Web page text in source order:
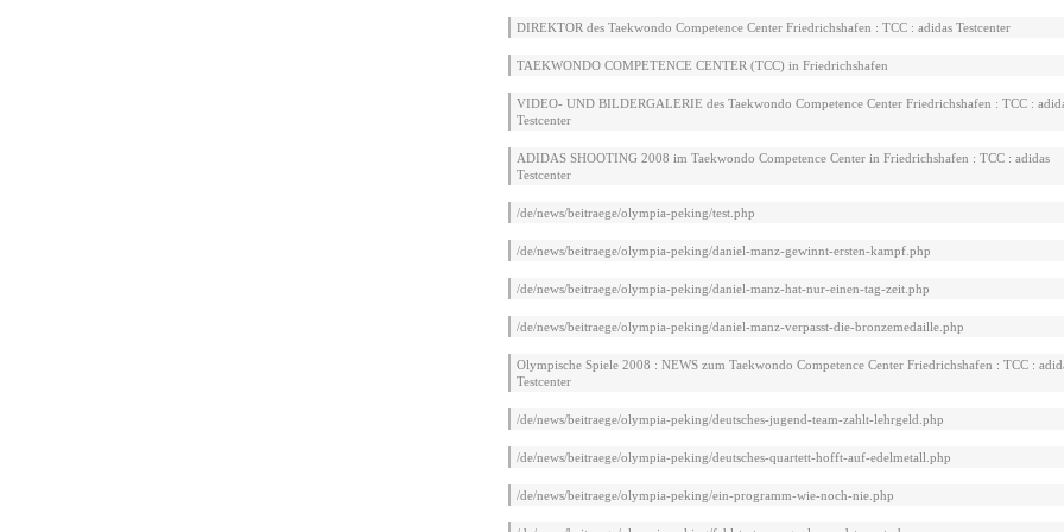
DIREKTOR des Taekwondo Competence Center Friedrichshafen : TCC : adidas Testcenter
TAEKWONDO COMPETENCE CENTER (TCC) in Friedrichshafen
VIDEO- UND BILDERGALERIE des Taekwondo Competence Center Friedrichshafen : TCC :
Testcenter
ADIDAS SHOOTING 2008 im Taekwondo Competence Center in Friedrichshafen : TCC : adidas
Testcenter
/de/news/beitraege/olympia-peking/test.php
/de/news/beitraege/olympia-peking/daniel-manz-gewinnt-ersten-kampf.php
/de/news/beitraege/olympia-peking/daniel-manz-hat-nur-einen-tag-zeit.php
/de/news/beitraege/olympia-peking/daniel-manz-verpasst-die-bronzemedaille.php
Olympische Spiele 2008 : NEWS zum Taekwondo Competence Center Friedrichshafen : TCC :
Testcenter
/de/news/beitraege/olympia-peking/deutsches-jugend-team-zahlt-lehrgeld.php
/de/news/beitraege/olympia-peking/deutsches-quartett-hofft-auf-edelmetall.php
/de/news/beitraege/olympia-peking/ein-programm-wie-noch-nie.php